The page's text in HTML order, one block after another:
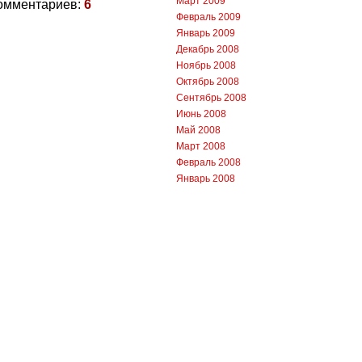
6
Февраль 2009
Январь 2009
Декабрь 2008
Ноябрь 2008
Октябрь 2008
Сентябрь 2008
Июнь 2008
Май 2008
Март 2008
Февраль 2008
Январь 2008